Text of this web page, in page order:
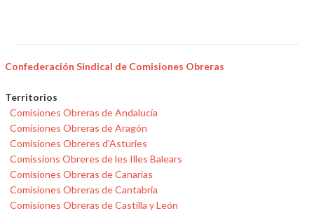
Confederación Sindical de Comisiones Obreras
Territorios
Comisiones Obreras de Andalucía
Comisiones Obreras de Aragón
Comisiones Obreres d'Asturies
Comissions Obreres de les Illes Balears
Comisiones Obreras de Canarias
Comisiones Obreras de Cantabria
Comisiones Obreras de Castilla y León